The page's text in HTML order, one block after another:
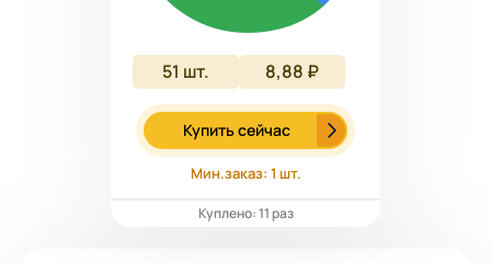
51 шт. 8,88 ₽
Купить сейчас
Мин.заказ: 1 шт.
Куплено: 11 раз